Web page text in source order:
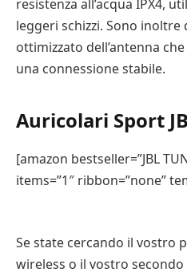
resistenza all’acqua IPX4,
leggeri schizzi. Sono
ottimizzato dell’antenna
una connessione stabile.
Auricolari Sport
[amazon bestseller=”JBL
items=”1″ ribbon=”none”
Se state cercando il vostro
wireless o il vostro secondo